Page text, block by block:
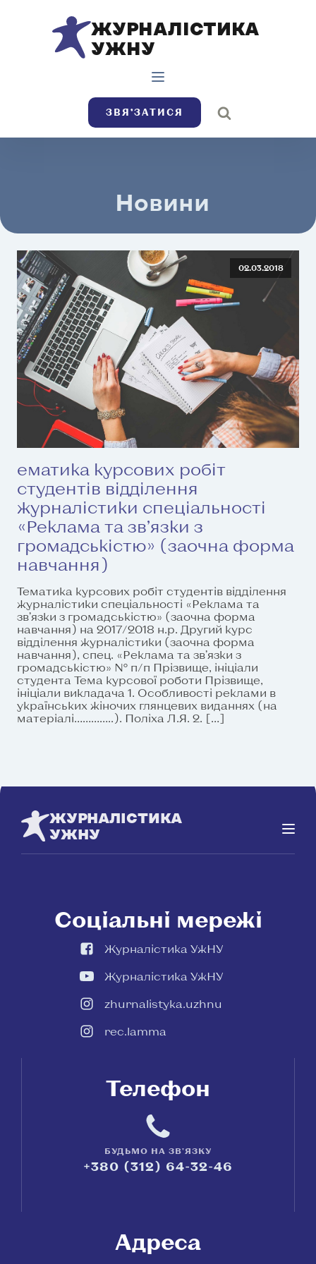
ЖУРНАЛІСТИКА
УЖНУ
ЗВЯ’ЗАТИСЯ
Новини
02.03.2018
ематика курсових робіт
студентів відділення
журналістики спеціальності
«Реклама та зв’язки з
громадськістю» (заочна форма
навчання)
Тематика курсових робіт студентів відділення
журналістики спеціальності «Реклама та
зв’язки з громадськістю» (заочна форма
навчання) на 2017/2018 н.р. Другий курс
відділення журналістики (заочна форма
навчання), спец. «Реклама та зв’язки з
громадськістю» № п/п Прізвище, ініціали
студента Тема курсової роботи Прізвище,
ініціали викладача 1. Особливості реклами в
українських жіночих глянцевих виданнях (на
матеріалі…………..). Поліха Л.Я. 2. […]
ЖУРНАЛІСТИКА
УЖНУ
Соціальні мережі
Журналістика УжНУ
Журналістика УжНУ
zhurnalistyka.uzhnu
rec.lamma
Телефон
БУДЬМО НА ЗВ'ЯЗКУ
+380 (312) 64-32-46
Адреса